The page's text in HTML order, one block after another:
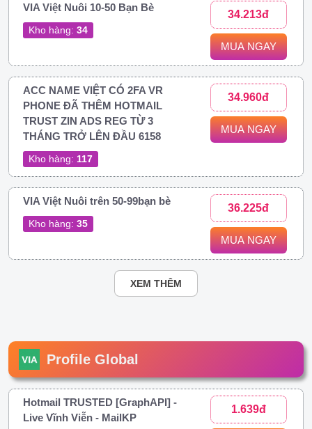
VIA Việt Nuôi 10-50 Bạn Bè
Kho hàng: 34
34.213đ
MUA NGAY
ACC NAME VIỆT CÓ 2FA VR
PHONE ĐÃ THÊM HOTMAIL
TRUST ZIN ADS REG TỪ 3
THÁNG TRỞ LÊN ĐẦU 6158
Kho hàng: 117
34.960đ
MUA NGAY
VIA Việt Nuôi trên 50-99bạn bè
Kho hàng: 35
36.225đ
MUA NGAY
XEM THÊM
Profile Global
Hotmail TRUSTED [GraphAPI] -
Live Vĩnh Viễn - MailKP
1.639đ